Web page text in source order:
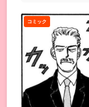
コミック